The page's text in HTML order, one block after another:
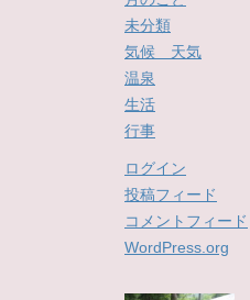
未分類
気候 天気
温泉
生活
行事
ログイン
投稿フィード
コメントフィード
WordPress.org